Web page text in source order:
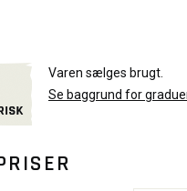
Varen sælges brugt.
Se baggrund for